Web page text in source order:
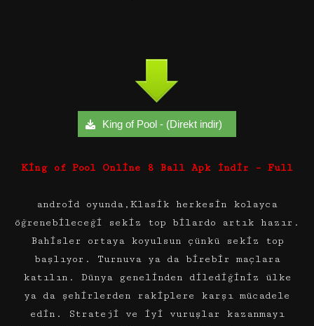
King of Pool - (Direkt indir)
King of Pool Online 8 Ball Apk İndir – Full
android oyunda,Klasik herkesin kolayca
öğrenebileceği sekiz top bilardo artık hazır.
Bahisler ortaya koyulsun çünkü sekiz top
başlıyor. Turnuva ya da birebir maçlara
katılın. Dünya genelinden dilediğiniz ülke
ya da şehirlerden rakiplere karşı mücadele
edin. Strateji ve iyi vuruşlar kazanmayı